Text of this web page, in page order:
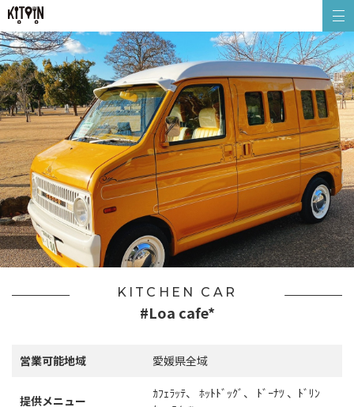
KITCHEN CAR
#Loa cafe*
営業可能地域 愛媛県全域
提供メニュー
ｶﾌｪﾗｯﾃ、 ﾎｯﾄﾄﾞｯｸﾞ、 ﾄﾞｰﾅﾂ 、ﾄﾞﾘﾝ